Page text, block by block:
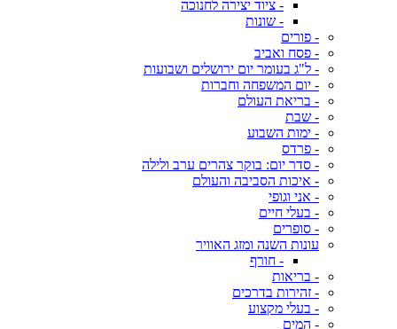
- ציוד יצירה לחנוכה
- שונות
- פורים
- פסח ואביב
- ל"ג בעומר יום ירושלים ושבועות
- יום המשפחה וחברות
- בריאת העולם
- שבת
- ימות השבוע
- פרדס
- סדר יום: בוקר צהרים ערב ולילה
- איכות הסביבה והעולם
- אני וגופי
- בעלי חיים
- סופרים
עונות השנה ומזג האוויר
- חורף
- בריאות
- זהירות בדרכים
- בעלי מקצוע
- המים